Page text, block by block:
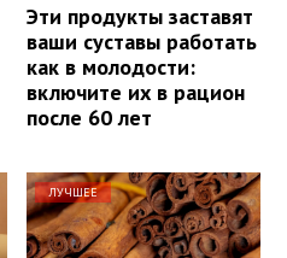
Эти продукты заставят
ваши суставы работать
как в молодости:
включите их в рацион
после 60 лет
ЛУЧШЕЕ